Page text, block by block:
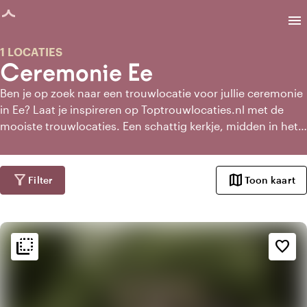
geladen
menu
Ceremonie Ee
1 LOCATIES
Ben je op zoek naar een trouwlocatie voor jullie ceremonie
in Ee? Laat je inspireren op Toptrouwlocaties.nl met de
mooiste trouwlocaties. Een schattig kerkje, midden in het
Bekijk alle ceremonielocaties in Ee en vraag makkelijk meer
informatie aan of plan een bezichtiging bij jouw favoriete
trouwlocaties.
filter_alt Filter map Toon kaart
flip_to_back favorite_border
flip_to_back Sfeer en esthetiek
weekend
Klassiek